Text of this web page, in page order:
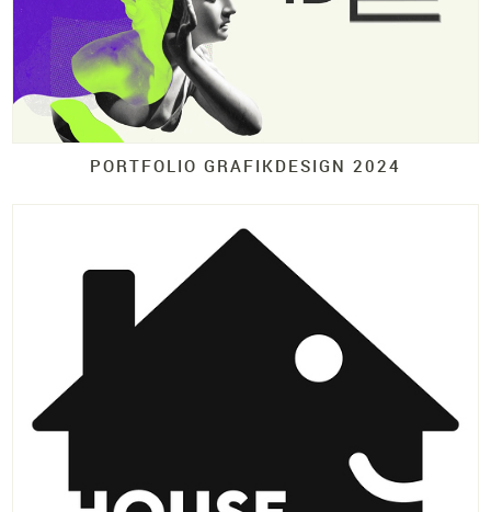
PORTFOLIO GRAFIKDESIGN 2024